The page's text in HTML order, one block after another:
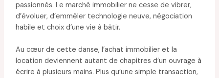
passionnés. Le marché immobilier ne cesse de vibrer,
d’évoluer, d’emmêler technologie neuve, négociation
habile et choix d’une vie à bâtir.
Au cœur de cette danse, l’achat immobilier et la
location deviennent autant de chapitres d’un ouvrage à
écrire à plusieurs mains. Plus qu’une simple transaction,